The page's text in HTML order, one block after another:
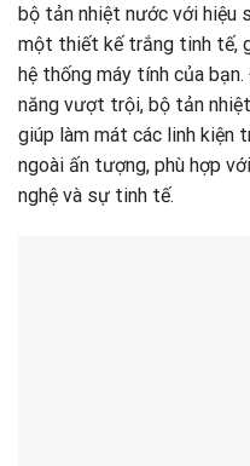
bộ tản nhiệt nước với hiệu
một thiết kế trắng tinh tế,
hệ thống máy tính của
năng vượt trội, bộ tản
giúp làm mát các linh kiện
ngoài ấn tượng, phù hợp
nghệ và sự tinh tế.